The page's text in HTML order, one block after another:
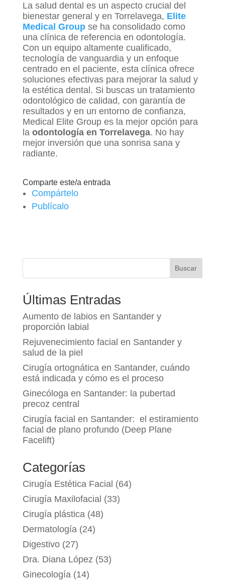
La salud dental es un aspecto crucial del
bienestar general y en Torrelavega, Elite
Medical Groupse ha consolidado como
una clínica de referencia en odontología.
Con un equipo altamente cualificado,
tecnología de vanguardia y un enfoque
centrado en el paciente, esta clínica ofrece
soluciones efectivas para mejorar la salud y
la estética dental. Si buscas un tratamiento
odontológico de calidad, con garantía de
resultados y en un entorno de confianza,
Medical Elite Group es la mejor opción para
la odontología en Torrelavega. No hay
mejor inversión que una sonrisa sana y
radiante.
Comparte este/a entrada
Compártelo
Publícalo
Buscar
Últimas Entradas
Aumento de labios en Santander y
proporción labial
Rejuvenecimiento facial en Santander y
salud de la piel
Cirugía ortognática en Santander, cuándo
está indicada y cómo es el proceso
Ginecóloga en Santander: la pubertad
precoz central
Cirugía facial en Santander: el estiramiento
facial de plano profundo (Deep Plane
Facelift)
Categorías
Cirugía Estética Facial (64)
Cirugía Maxilofacial (33)
Cirugía plástica(48)
Dermatología(24)
Digestivo(27)
Dra. Diana López (53)
Ginecología(14)